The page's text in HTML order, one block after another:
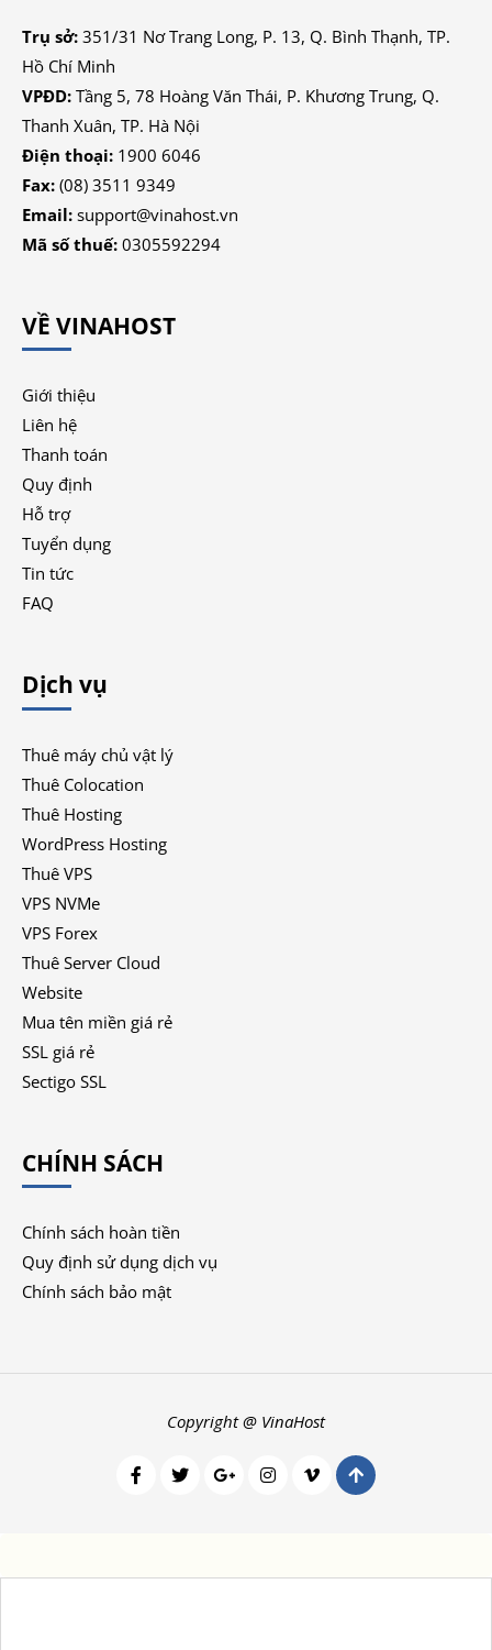
Trụ sở: 351/31 Nơ Trang Long, P. 13, Q. Bình Thạnh, TP.
Hồ Chí Minh
VPĐD: Tầng 5, 78 Hoàng Văn Thái, P. Khương Trung, Q.
Thanh Xuân, TP. Hà Nội
Điện thoại: 1900 6046
Fax: (08) 3511 9349
Email: support@vinahost.vn
Mã số thuế: 0305592294
VỀ VINAHOST
Giới thiệu
Liên hệ
Thanh toán
Quy định
Hỗ trợ
Tuyển dụng
Tin tức
FAQ
Dịch vụ
Thuê máy chủ vật lý
Thuê Colocation
Thuê Hosting
WordPress Hosting
Thuê VPS
VPS NVMe
VPS Forex
Thuê Server Cloud
Website
Mua tên miền giá rẻ
SSL giá rẻ
Sectigo SSL
CHÍNH SÁCH
Chính sách hoàn tiền
Quy định sử dụng dịch vụ
Chính sách bảo mật
Copyright @ VinaHost